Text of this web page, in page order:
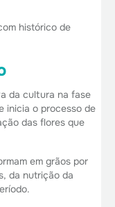
histórico de
da cultura na fase
inicia o processo de
das flores que
em grãos por
da nutrição da